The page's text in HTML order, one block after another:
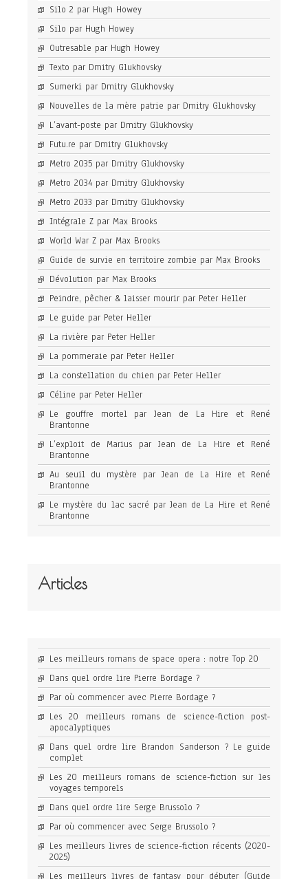
Silo 2 par Hugh Howey
Silo par Hugh Howey
Outresable par Hugh Howey
Texto par Dmitry Glukhovsky
Sumerki par Dmitry Glukhovsky
Nouvelles de la mère patrie par Dmitry Glukhovsky
L’avant-poste par Dmitry Glukhovsky
Futu.re par Dmitry Glukhovsky
Metro 2035 par Dmitry Glukhovsky
Metro 2034 par Dmitry Glukhovsky
Metro 2033 par Dmitry Glukhovsky
Intégrale Z par Max Brooks
World War Z par Max Brooks
Guide de survie en territoire zombie par Max Brooks
Dévolution par Max Brooks
Peindre, pêcher & laisser mourir par Peter Heller
Le guide par Peter Heller
La rivière par Peter Heller
La pommeraie par Peter Heller
La constellation du chien par Peter Heller
Céline par Peter Heller
Le gouffre mortel par Jean de La Hire et René
Brantonne
L’exploit de Marius par Jean de La Hire et René
Brantonne
Au seuil du mystère par Jean de La Hire et René
Brantonne
Le mystère du lac sacré par Jean de La Hire et René
Brantonne
Articles
Les meilleurs romans de space opera : notre Top 20
Dans quel ordre lire Pierre Bordage ?
Par où commencer avec Pierre Bordage ?
Les 20 meilleurs romans de science-fiction post-
apocalyptiques
Dans quel ordre lire Brandon Sanderson ? Le guide
complet
Les 20 meilleurs romans de science-fiction sur les
voyages temporels
Dans quel ordre lire Serge Brussolo ?
Par où commencer avec Serge Brussolo ?
Les meilleurs livres de science-fiction récents (2020-
2025)
Les meilleurs livres de fantasy pour débuter (Guide